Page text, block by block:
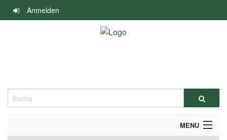
Navigation
überspringen
Anmelden
Suche
MENU